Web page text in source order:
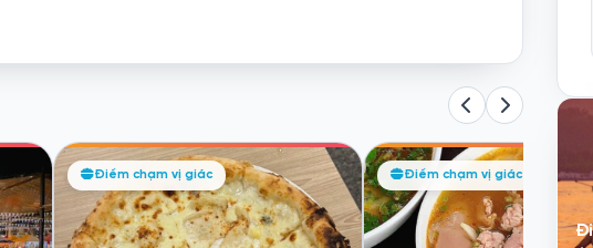
Điểm chạm vị giác Điểm chạm vị giác